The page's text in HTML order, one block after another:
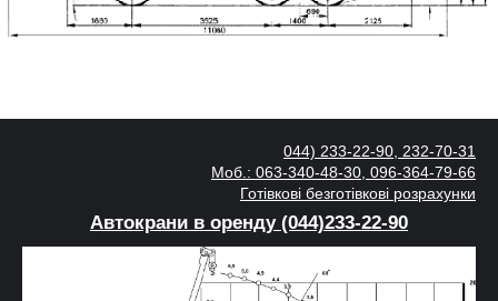
044) 233-22-90, 232-70-31
Моб.: 063-340-48-30, 096-364-79-66
Готівкові безготівкові розрахунки
Автокрани в оренду (044)233-22-90